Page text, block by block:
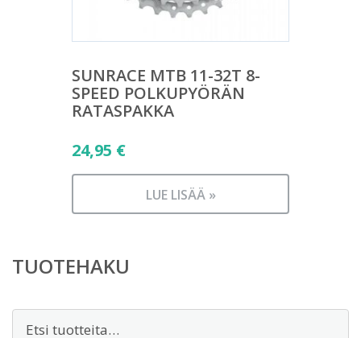
SUNRACE MTB 11-32T 8-
SPEED POLKUPYÖRÄN
RATASPAKKA
24,95 €
LUE LISÄÄ »
TUOTEHAKU